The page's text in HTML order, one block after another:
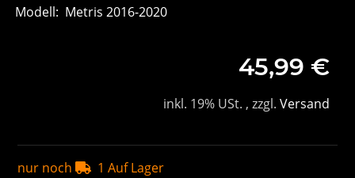
Modell: Metris 2016-2020
45,99 €
inkl. 19% USt. , zzgl. Versand
nur noch 1 Auf Lager